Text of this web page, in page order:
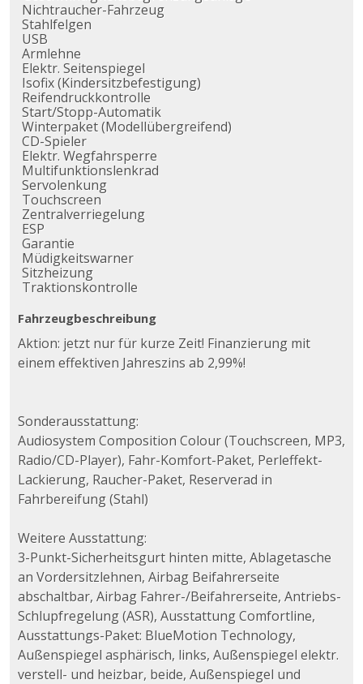
Nichtraucher-Fahrzeug
Stahlfelgen
USB
Armlehne
Elektr. Seitenspiegel
Isofix (Kindersitzbefestigung)
Reifendruckkontrolle
Start/Stopp-Automatik
Winterpaket (Modellübergreifend)
CD-Spieler
Elektr. Wegfahrsperre
Multifunktionslenkrad
Servolenkung
Touchscreen
Zentralverriegelung
ESP
Garantie
Müdigkeitswarner
Sitzheizung
Traktionskontrolle
Fahrzeugbeschreibung
Aktion: jetzt nur für kurze Zeit! Finanzierung mit
einem effektiven Jahreszins ab 2,99%!
Sonderausstattung:
Audiosystem Composition Colour (Touchscreen, MP3,
Radio/CD-Player), Fahr-Komfort-Paket, Perleffekt-
Lackierung, Raucher-Paket, Reserverad in
Fahrbereifung (Stahl)
Weitere Ausstattung:
3-Punkt-Sicherheitsgurt hinten mitte, Ablagetasche
an Vordersitzlehnen, Airbag Beifahrerseite
abschaltbar, Airbag Fahrer-/Beifahrerseite, Antriebs-
Schlupfregelung (ASR), Ausstattung Comfortline,
Ausstattungs-Paket: BlueMotion Technology,
Außenspiegel asphärisch, links, Außenspiegel elektr.
verstell- und heizbar, beide, Außenspiegel und